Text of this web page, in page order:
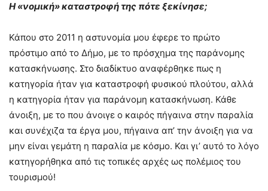
Η «νομική» καταστροφή της πότε ξεκίνησε;
Κάπου στο 2011 η αστυνομία μου έφερε το πρώτο
πρόστιμο από το Δήμο, με το πρόσχημα της παράνομης
κατασκήνωσης. Στο διαδίκτυο αναφέρθηκε πως η
κατηγορία ήταν για καταστροφή φυσικού πλούτου, αλλά
η κατηγορία ήταν για παράνομη κατασκήνωση. Κάθε
άνοιξη, με το που άνοιγε ο καιρός πήγαινα στην παραλία
και συνέχιζα τα έργα μου, πήγαινα απ’ την άνοιξη για να
μην είναι γεμάτη η παραλία με κόσμο. Και γι’ αυτό το λόγο
κατηγορήθηκα από τις τοπικές αρχές ως πολέμιος του
τουρισμού!